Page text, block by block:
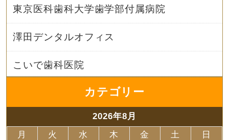
東京医科歯科大学歯学部付属病院
澤田デンタルオフィス
こいで歯科医院
カテゴリー
2026年8月
月
火 水 木 金 土
日